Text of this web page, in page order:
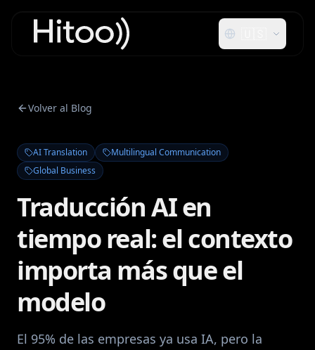
Volver al Blog
AI Translation
Multilingual Communication
Global Business
Traducción AI en
tiempo real: el contexto
importa más que el
modelo
El 95% de las empresas ya usa IA, pero la